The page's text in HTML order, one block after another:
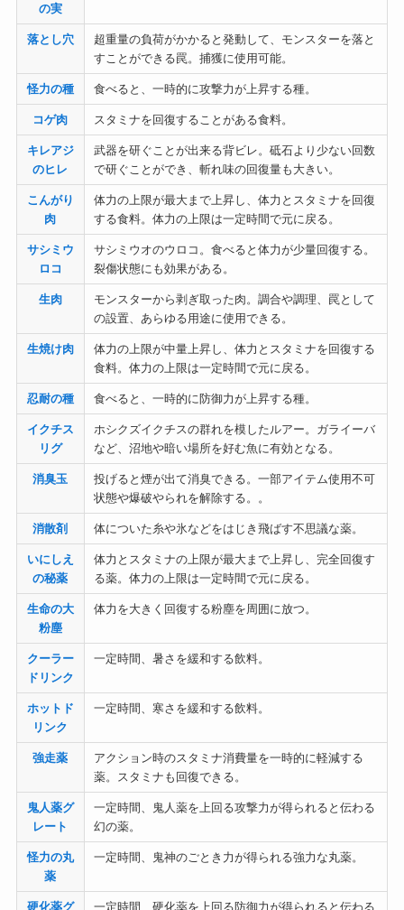
の実
落とし穴
超重量の負荷がかかると発動して、モンスターを落と
すことができる罠。捕獲に使用可能。
怪力の種 食べると、一時的に攻撃力が上昇する種。
コゲ肉 スタミナを回復することがある食料。
キレアジ
のヒレ
武器を研ぐことが出来る背ビレ。砥石より少ない回数
で研ぐことができ、斬れ味の回復量も大きい。
こんがり
肉
体力の上限が最大まで上昇し、体力とスタミナを回復
する食料。体力の上限は一定時間で元に戻る。
サシミウ
ロコ
サシミウオのウロコ。食べると体力が少量回復する。
裂傷状態にも効果がある。
生肉
モンスターから剥ぎ取った肉。調合や調理、罠として
の設置、あらゆる用途に使用できる。
生焼け肉
体力の上限が中量上昇し、体力とスタミナを回復する
食料。体力の上限は一定時間で元に戻る。
忍耐の種 食べると、一時的に防御力が上昇する種。
イクチス
リグ
ホシクズイクチスの群れを模したルアー。ガライーバ
など、沼地や暗い場所を好む魚に有効となる。
消臭玉
投げると煙が出て消臭できる。一部アイテム使用不可
状態や爆破やられを解除する。。
消散剤 体についた糸や氷などをはじき飛ばす不思議な薬。
いにしえ
の秘薬
体力とスタミナの上限が最大まで上昇し、完全回復す
る薬。体力の上限は一定時間で元に戻る。
生命の大
粉塵
体力を大きく回復する粉塵を周囲に放つ。
クーラー
ドリンク
一定時間、暑さを緩和する飲料。
ホットド
リンク
一定時間、寒さを緩和する飲料。
強走薬
アクション時のスタミナ消費量を一時的に軽減する
薬。スタミナも回復できる。
鬼人薬グ
レート
一定時間、鬼人薬を上回る攻撃力が得られると伝わる
幻の薬。
怪力の丸
薬
一定時間、鬼神のごとき力が得られる強力な丸薬。
硬化薬グ 一定時間、硬化薬を上回る防御力が得られると伝わる